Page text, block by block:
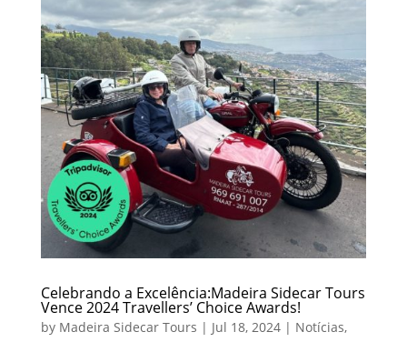
Celebrando a Excelência:Madeira Sidecar Tours
Vence 2024 Travellers’ Choice Awards!
by Madeira Sidecar Tours | Jul 18, 2024| Notícias,